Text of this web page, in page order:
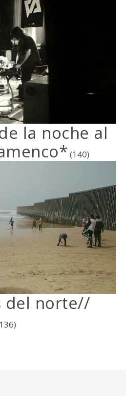
la noche al
(140)
del norte//